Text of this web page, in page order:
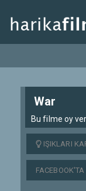
War
Bu filme oy
IŞIKLARI
FACEBOOK'TA